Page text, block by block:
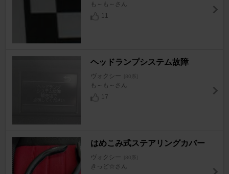
も～も～さん
11
ヘッドランプシステム故障
ヴォクシー [80系]
も～も～さん
17
はめこみ式ステアリングカバー
ヴォクシー [80系]
きっど☆さん